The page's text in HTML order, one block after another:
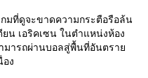
มที่ดูจะขาดความกระตือรือล้น
น เอริคเซน ในตำแหน่งห้อง
มารถผ่านบอลสู่พื้นที่อันตราย
ง